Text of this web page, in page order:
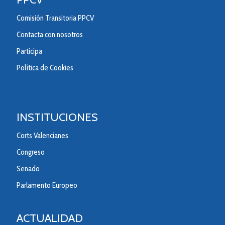
Comisión Transitoria PPCV
Contacta con nosotros
Participa
Política de Cookies
INSTITUCIONES
Corts Valencianes
Congreso
Senado
Parlamento Europeo
ACTUALIDAD